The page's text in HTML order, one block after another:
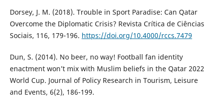
Dorsey, J. M. (2018). Trouble in Sport Paradise: Can Qatar
Overcome the Diplomatic Crisis? Revista Crítica de Ciências
Sociais, 116, 179-196. https://doi.org/10.4000/rccs.7479
Dun, S. (2014). No beer, no way! Football fan identity
enactment won’t mix with Muslim beliefs in the Qatar 2022
World Cup. Journal of Policy Research in Tourism, Leisure
and Events, 6(2), 186-199.